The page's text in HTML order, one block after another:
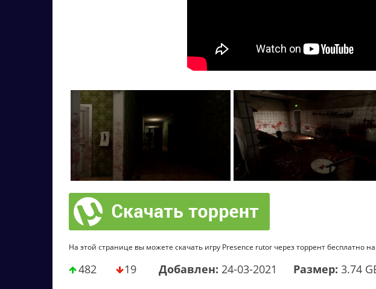
На этой странице вы можете скачать игру Presence rutor через торрент бесплатно на
482 19 Добавлен: 24-03-2021 Размер: 3.74